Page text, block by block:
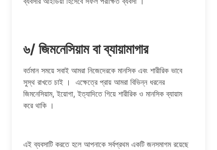
৬/ জিমনেসিয়াম বা ব্যায়ামাগার
বর্তমান সময়ে সবাই আমরা নিজেদেরকে মানসিক এবং শারীরিক ভাবে
সুস্থ রাখতে চাই । এক্ষেত্রে প্রায় আমরা বিভিন্ন ধরনের
জিমনেসিয়াম, ইয়োগা, ইত্যাদিতে গিয়ে শারীরিক ও মানসিক ব্যায়াম
করে থাকি ।
এই ব্যবসাটি করতে হলে আপনাকে সর্বপ্রথম একটি জনসমাগম রয়েছে